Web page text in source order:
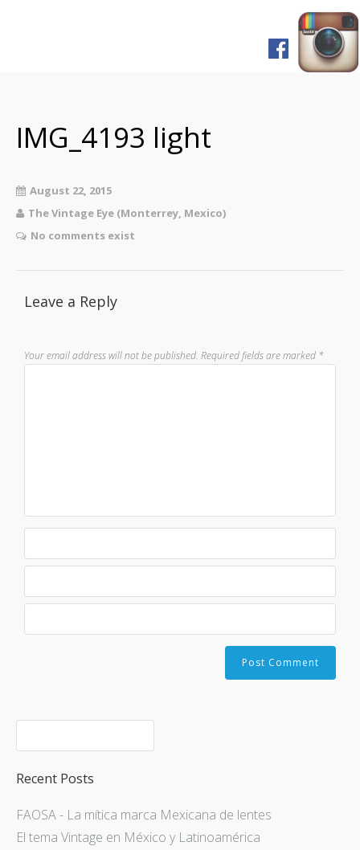
Pagos y Envíos
Prensa
English Version
IMG_4193 light
August 22, 2015
The Vintage Eye (Monterrey, Mexico)
No comments exist
Leave a Reply
Your email address will not be published. Required fields are marked *
Recent Posts
FAOSA - La mítica marca Mexicana de lentes
El tema Vintage en México y Latinoamérica